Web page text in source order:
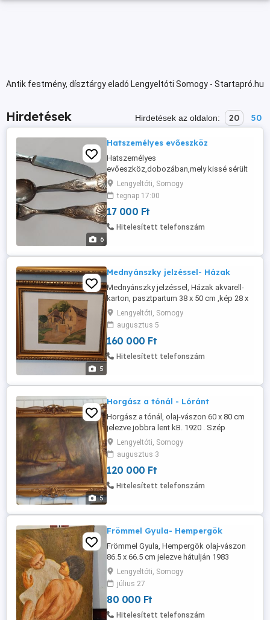
Antik festmény, dísztárgy eladó Lengyeltóti Somogy - Startapró.hu
Hirdetések Hirdetések az oldalon: 20 50
6
Hatszemélyes evőeszköz
Hatszemélyes
evőeszköz,dobozában,mely kissé sérült
pontnál,egyébként szép állapotba ,antik.
Lengyeltóti, Somogy
tegnap 17:00
17 000 Ft
Hitelesített telefonszám
5
Mednyánszky jelzéssel- Házak
Mednyánszky jelzéssel, Házak akvarell-
karton, pasztpartum 38 x 50 cm ,kép 28 x
30 cm ,jelezve jobbra lent. Szép
állapotban.
Lengyeltóti, Somogy
augusztus 5
160 000 Ft
Hitelesített telefonszám
5
Horgász a tónál - Lóránt
Horgász a tónál, olaj-vászon 60 x 80 cm
jelezve jobbra lent kB. 1920 . Szép
hibátlan állapotban
Lengyeltóti, Somogy
augusztus 3
120 000 Ft
Hitelesített telefonszám
Frömmel Gyula- Hempergök
Frömmel Gyula, Hempergök olaj-vászon
86.5 x 66.5 cm jelezve hátulján 1983
március 14 Tápiószecső .
Lengyeltóti, Somogy
július 27
80 000 Ft
Hitelesített telefonszám